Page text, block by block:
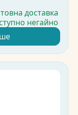
доставка
негайно